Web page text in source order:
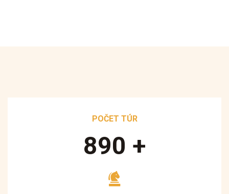
POČET TÚR
890 +